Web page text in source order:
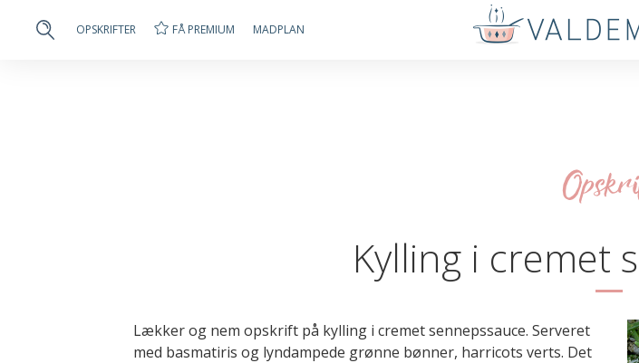
OPSKRIFTER FÅ PREMIUM MADPLAN
Kylling i cremet
Lækker og nem opskrift på kylling i cremet sennepssauce. Serveret
med basmatiris og lyndampede grønne bønner, harricots verts. Det